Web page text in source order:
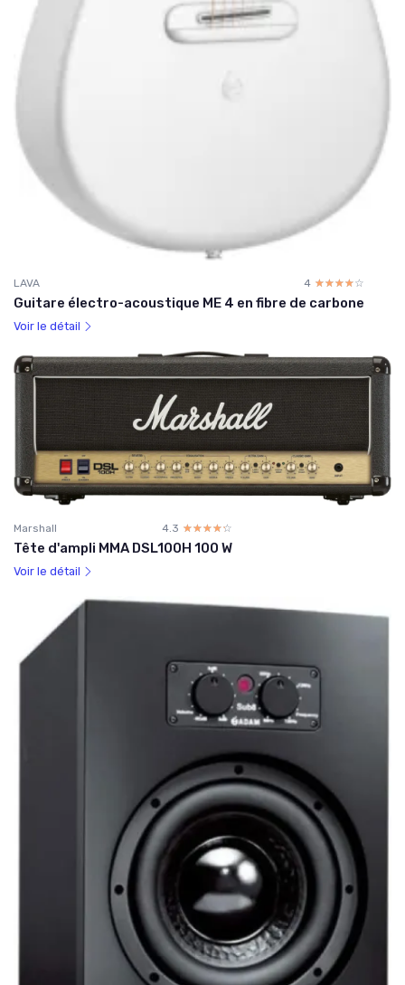
LAVA 4 ☆☆☆☆☆
★★★★★
Guitare électro-acoustique ME 4 en fibre de carbone
Voir le détail
Marshall 4.3 ☆☆☆☆☆
★★★★★
Tête d'ampli MMA DSL100H 100 W
Voir le détail